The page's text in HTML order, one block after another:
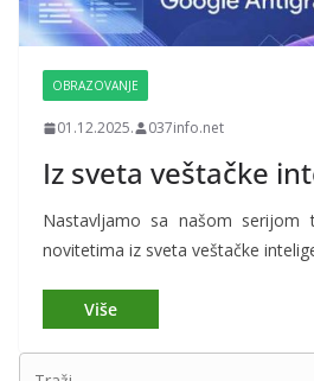
OBRAZOVANJE
01.12.2025. 037info.net
Iz sveta veštačke
Nastavljamo sa našom serijom
novitetima iz sveta veštačke